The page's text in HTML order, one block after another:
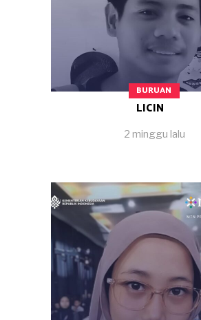
BURUAN
LICIN
2 minggu lalu